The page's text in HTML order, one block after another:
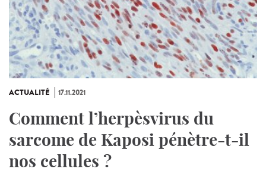
ACTUALITÉ 17.11.2021
Comment l’herpèsvirus du
sarcome de Kaposi pénètre-t-il
nos cellules ?